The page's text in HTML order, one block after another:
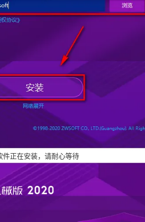
件正在安装，请耐心等待